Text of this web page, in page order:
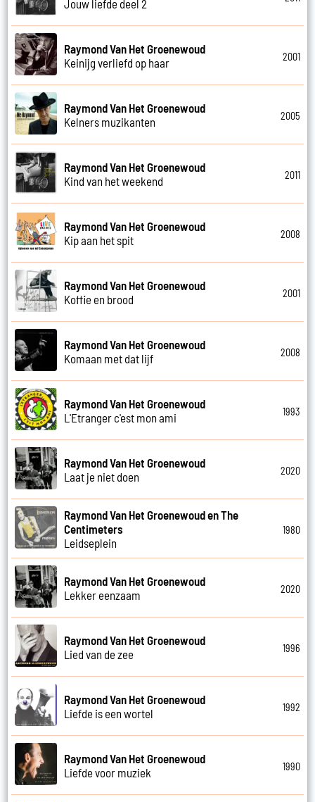
Jouw liefde deel 2
Raymond Van Het Groenewoud
Keinijg verliefd op haar
2001
Raymond Van Het Groenewoud
Kelners muzikanten
2005
Raymond Van Het Groenewoud
Kind van het weekend
2011
Raymond Van Het Groenewoud
Kip aan het spit
2008
Raymond Van Het Groenewoud
Koffie en brood
2001
Raymond Van Het Groenewoud
Komaan met dat lijf
2008
Raymond Van Het Groenewoud
L'Etranger c'est mon ami
1993
Raymond Van Het Groenewoud
Laat je niet doen
2020
Raymond Van Het Groenewoud en The
Centimeters
Leidseplein
1980
Raymond Van Het Groenewoud
Lekker eenzaam
2020
Raymond Van Het Groenewoud
Lied van de zee
1996
Raymond Van Het Groenewoud
Liefde is een wortel
1992
Raymond Van Het Groenewoud
Liefde voor muziek
1990